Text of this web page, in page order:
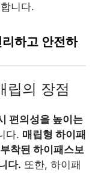
니다.
하고 안전하
립의 장점
편의성을 높이는
다. 매립형 하이패
착된 하이패스보
다. 또한, 하이패